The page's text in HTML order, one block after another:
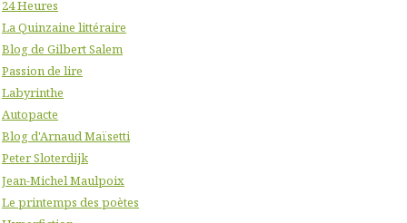
24 Heures
La Quinzaine littéraire
Blog de Gilbert Salem
Passion de lire
Labyrinthe
Autopacte
Blog d'Arnaud Maïsetti
Peter Sloterdijk
Jean-Michel Maulpoix
Le printemps des poètes